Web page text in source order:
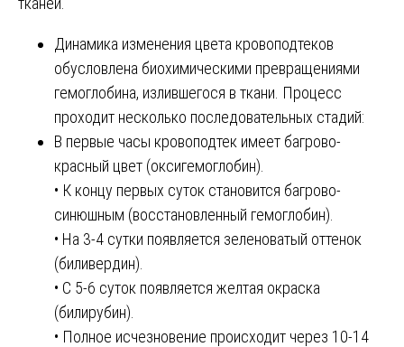
Динамика изменения цвета кровоподтеков
обусловлена биохимическими превращениями
гемоглобина, излившегося в ткани. Процесс
проходит несколько последовательных стадий:
В первые часы кровоподтек имеет багрово-
красный цвет (оксигемоглобин).
• К концу первых суток становится багрово-
синюшным (восстановленный гемоглобин).
• На 3-4 сутки появляется зеленоватый оттенок
(биливердин).
• С 5-6 суток появляется желтая окраска
(билирубин).
• Полное исчезновение происходит через 10-14